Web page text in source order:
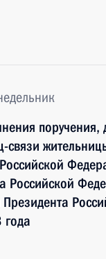
Российской